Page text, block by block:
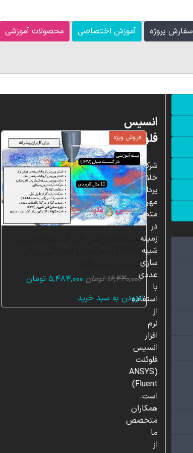
محصولات آموزشی آموزش اختصاصی سفارش پروژه
فروش ویژه
بسته آموزشی فاز گسسته سیال
کاربران پیشرفته
۱۶,۴۴۰,۰۰۰ تومان قیمت
۵,۴۸۴,۰۰۰ تومانقیمت
افزودن به سبد خرید
انسیس
فلوئنت
شرکت
خلاق
پردازشگران
مهر،
متخصص
در
زمینه
شبیه
سازی
عددی
با
استفاده
از
نرم
افزار
انسیس
فلوئنت
(ANSYS
Fluent)
است.
همکاران
متخصص
ما
از